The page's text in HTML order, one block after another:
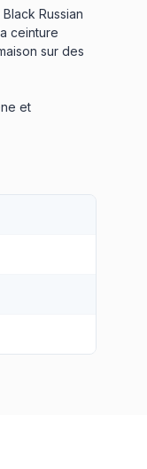
Russian
ceinture
sur des
et